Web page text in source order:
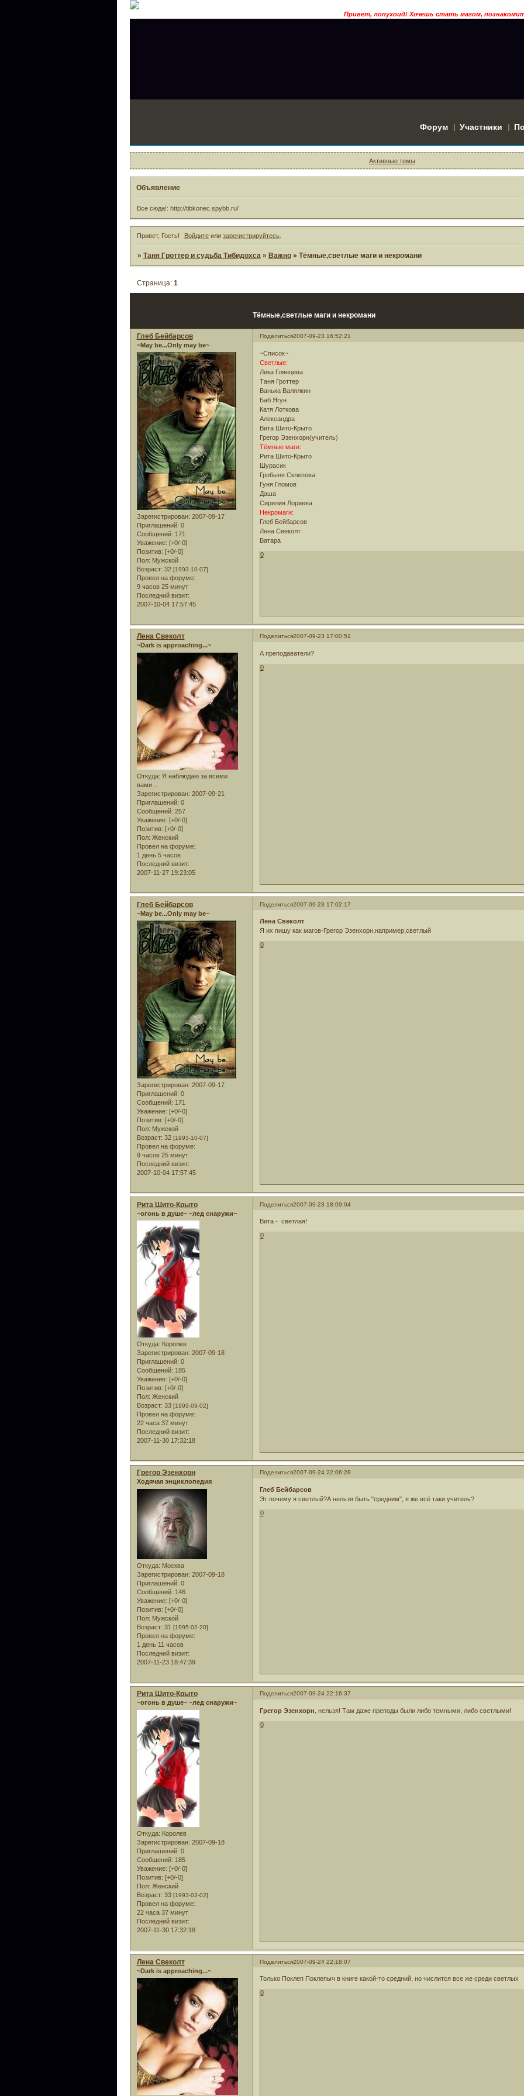
Привет, лопухоид! Хочешь стать магом, познакомится с
Форум Участники
Активные темы
Объявление
Все сюда!: http://tibkonec.spybb.ru/
Привет, Гость! Войдите или зарегистрируйтесь
» Таня Гроттер и судьба Тибидохса » Важно » Тёмные,светлые маги и некромани
Тёмные,светлые маги и некромани
Страница: 1
Поделиться2007-09-23 16:52:21
Глеб Бейбарсов
~May be...Only may be~
Зарегистрирован: 2007-09-17
Приглашений: 0
Сообщений: 171
Уважение: [+0/-0]
Позитив: [+0/-0]
Пол: Мужской
Возраст: 32 [1993-10-07]
Провел на форуме:
9 часов 25 минут
Последний визит:
2007-10-04 17:57:45
~Список~
Светлые:
Лика Глянцева
Таня Гроттер
Ванька Валялкин
Баб Ягун
Катя Лоткова
Александра
Вита Шито-Крыто
Грегор Эзенхорн(учитель)
Тёмные маги:
Рита Шито-Крыто
Шурасик
Гробыня Склепова
Гуня Гломов
Даша
Сирилия Лориева
Некромаги:
Глеб Бейбарсов
Лена Свеколт
Ватара
0
Поделиться2007-09-23 17:00:51
Лена Свеколт
~Dark is approaching...~
Откуда: Я наблюдаю за всеми
вами...
Зарегистрирован: 2007-09-21
Приглашений: 0
Сообщений: 257
Уважение: [+0/-0]
Позитив: [+0/-0]
Пол: Женский
Провел на форуме:
1 день 5 часов
Последний визит:
2007-11-27 19:23:05
А преподаватели?
0
Поделиться2007-09-23 17:02:17
Глеб Бейбарсов
~May be...Only may be~
Зарегистрирован: 2007-09-17
Приглашений: 0
Сообщений: 171
Уважение: [+0/-0]
Позитив: [+0/-0]
Пол: Мужской
Возраст: 32 [1993-10-07]
Провел на форуме:
9 часов 25 минут
Последний визит:
2007-10-04 17:57:45
Лена Свеколт
Я их пишу как магов-Грегор Эзенхорн,например,светлый
0
Поделиться2007-09-23 18:09:04
Рита Шито-Крыто
~огонь в душе~ ~лед снаружи~
Откуда: Королев
Зарегистрирован: 2007-09-18
Приглашений: 0
Сообщений: 185
Уважение: [+0/-0]
Позитив: [+0/-0]
Пол: Женский
Возраст: 33 [1993-03-02]
Провел на форуме:
22 часа 37 минут
Последний визит:
2007-11-30 17:32:18
Вита - светлая!
0
Поделиться2007-09-24 22:06:28
Грегор Эзенхорн
Ходячая энциклопедия
Откуда: Москва
Зарегистрирован: 2007-09-18
Приглашений: 0
Сообщений: 146
Уважение: [+0/-0]
Позитив: [+0/-0]
Пол: Мужской
Возраст: 31 [1995-02-20]
Провел на форуме:
1 день 11 часов
Последний визит:
2007-11-23 18:47:39
Глеб Бейбарсов
Эт почему я светлый?А нельзя быть "средним", я же всё таки учитель?
0
Поделиться2007-09-24 22:16:37
Рита Шито-Крыто
~огонь в душе~ ~лед снаружи~
Откуда: Королев
Зарегистрирован: 2007-09-18
Приглашений: 0
Сообщений: 185
Уважение: [+0/-0]
Позитив: [+0/-0]
Пол: Женский
Возраст: 33 [1993-03-02]
Провел на форуме:
22 часа 37 минут
Последний визит:
2007-11-30 17:32:18
Грегор Эзенхорн , нельзя! Там даже преподы были либо темными, либо светлыми!
0
Поделиться2007-09-24 22:18:07
Лена Свеколт
~Dark is approaching...~
Только Поклеп Поклепыч в книге какой-то средний, но числится все же среди светлых
0